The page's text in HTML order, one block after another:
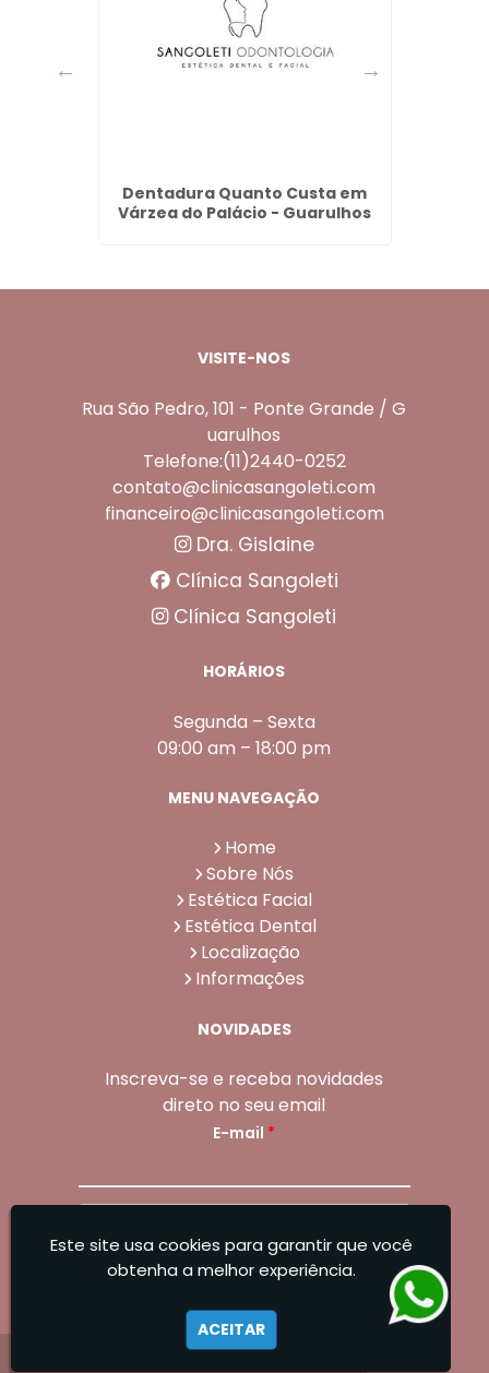
Dentadura Quanto Custa em
Várzea do Palácio - Guarulhos
VISITE-NOS
Rua São Pedro, 101 - Ponte Grande / G
uarulhos
Telefone:(11)2440-0252
contato@clinicasangoleti.com
financeiro@clinicasangoleti.com
Dra. Gislaine
Clínica Sangoleti
Clínica Sangoleti
HORÁRIOS
Segunda – Sexta
09:00 am – 18:00 pm
MENU NAVEGAÇÃO
Home
Sobre Nós
Estética Facial
Estética Dental
Localização
Informações
NOVIDADES
Inscreva-se e receba novidades
direto no seu email
E-mail *
Sangoleti Odontologia - Estética Dental e
Este site usa cookies para garantir que você
obtenha a melhor experiência.
ACEITAR